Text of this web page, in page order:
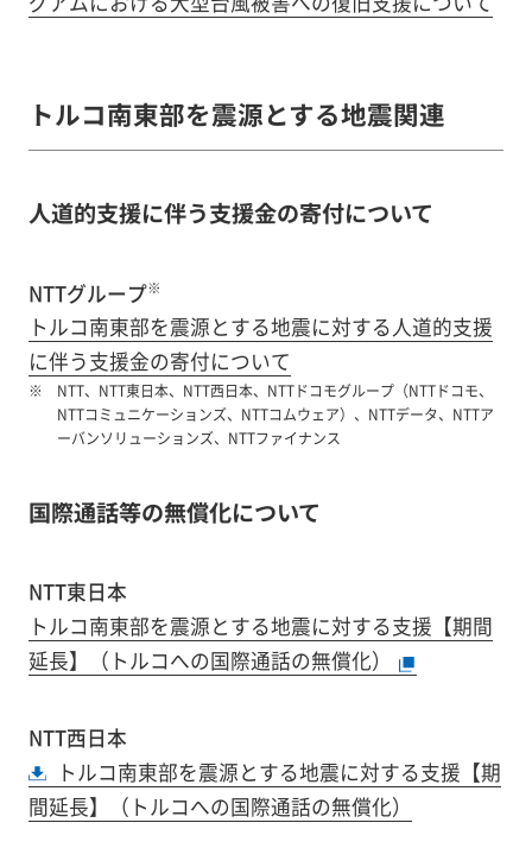
トルコ南東部を震源とする地震関連
人道的支援に伴う支援金の寄付について
NTTグループ※
トルコ南東部を震源とする地震に対する人道的支援
に伴う支援金の寄付について
NTT、NTT東日本、NTT西日本、NTTドコモグループ（NTTドコモ、
NTTコミュニケーションズ、NTTコムウェア）、NTTデータ、NTTア
ーバンソリューションズ、NTTファイナンス
国際通話等の無償化について
NTT東日本
トルコ南東部を震源とする地震に対する支援【期間
延長】
（トルコへの国際通話の無償化）
NTT西日本
トルコ南東部を震源とする地震に対する支援【期
間延長】
（トルコへの国際通話の無償化）